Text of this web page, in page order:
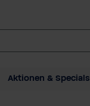
Aktionen & Specials